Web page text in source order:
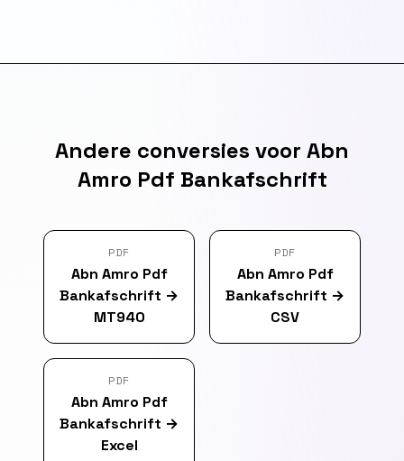
Andere conversies voor Abn
Amro Pdf Bankafschrift
PDF
Abn Amro Pdf
Bankafschrift →
MT940
PDF
Abn Amro Pdf
Bankafschrift →
CSV
PDF
Abn Amro Pdf
Bankafschrift →
Excel